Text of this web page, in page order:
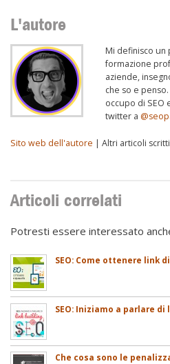
L'autore
Mi definisco un
formazione
aziende,
che so e
occupo di SEO
twitter a
Sito web dell'autore | Altri articoli
Articoli correlati
Potresti essere interessato
SEO: Come ottenere link
SEO: Iniziamo a parlare
Che cosa sono le